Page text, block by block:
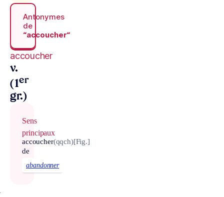
Antonymes
de
“accoucher“
accoucher
v.
(1er
gr.)
Sens
principaux
accoucher
de
(qqch)[Fig.]
abandonner